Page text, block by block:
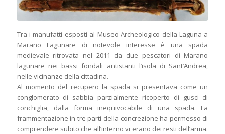
Tra i manufatti esposti al Museo Archeologico della Laguna a
Marano Lagunare di notevole interesse è una spada
medievale ritrovata nel 2011 da due pescatori di Marano
lagunare nei bassi fondali antistanti l’isola di Sant’Andrea,
nelle vicinanze della cittadina.
Al momento del recupero la spada si presentava come un
conglomerato di sabbia parzialmente ricoperto di gusci di
conchiglia, dalla forma inequivocabile di una spada. La
frammentazione in tre parti della concrezione ha permesso di
comprendere subito che all’interno vi erano dei resti dell’arma.